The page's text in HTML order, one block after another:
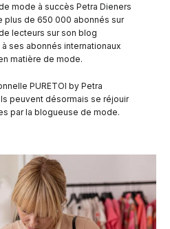
mode à succès Petra Dieners
de 650 000 abonnés sur
lecteurs sur son blog
ses abonnés internationaux
matière de mode.
PURETOI by Petra
peuvent désormais se réjouir
par la blogueuse de mode.